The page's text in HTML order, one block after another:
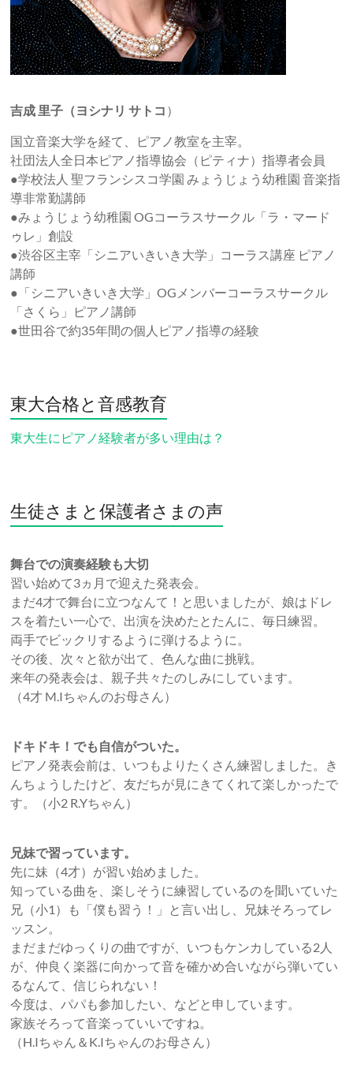
吉成 里子（ヨシナリ サトコ ）
国立音楽大学を経て、ピアノ教室を主宰。
社団法人全日本ピアノ指導協会（ピティナ）指導者会員
●学校法人 聖フランシスコ学園 みょうじょう幼稚園 音楽指
導非常勤講師
●みょうじょう幼稚園 OGコーラスサークル「ラ・マード
ゥレ」創設
●渋谷区主宰「シニアいきいき大学」コーラス講座 ピアノ
講師
●「シニアいきいき大学」OGメンバーコーラスサークル
「さくら」ピアノ講師
●世田谷で約35年間の個人ピアノ指導の経験
東大合格と音感教育
東大生にピアノ経験者が多い理由は？
生徒さまと保護者さまの声
舞台での演奏経験も大切
習い始めて3ヵ月で迎えた発表会。
まだ4才で舞台に立つなんて！と思いましたが、娘はドレ
スを着たい一心で、出演を決めたとたんに、毎日練習。
両手でビックリするように弾けるように。
その後、次々と欲が出て、色んな曲に挑戦。
来年の発表会は、親子共々たのしみにしています。
（4才 M.Iちゃんのお母さん）
ドキドキ！でも自信がついた。
ピアノ発表会前は、いつもよりたくさん練習しました。き
んちょうしたけど、友だちが見にきてくれて楽しかったで
す。（小2 R.Yちゃん）
兄妹で習っています。
先に妹（4才）が習い始めました。
知っている曲を、楽しそうに練習しているのを聞いていた
兄（小1）も「僕も習う！」と言い出し、兄妹そろってレ
ッスン。
まだまだゆっくりの曲ですが、いつもケンカしている2人
が、仲良く楽器に向かって音を確かめ合いながら弾いてい
るなんて、信じられない！
今度は、パパも参加したい、などと申しています。
家族そろって音楽っていいですね。
（H.Iちゃん＆K.Iちゃんのお母さん）